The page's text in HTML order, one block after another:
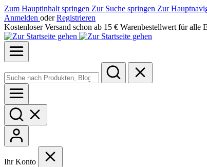
Zum Hauptinhalt springen Zur Suche springen Zur
Anmelden oder Registrieren
Kostenloser Versand schon ab 15 € Warenbestellwert für alle
Ihr Konto